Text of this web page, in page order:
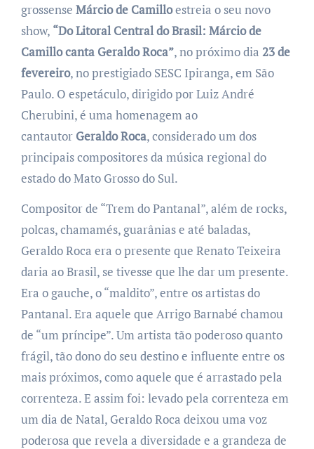
grossense Márcio de Camilloestreia o seu novo
show, “Do Litoral Central do Brasil: Márcio de
Camillo canta Geraldo Roca”, no próximo dia 23 de
fevereiro, no prestigiado SESC Ipiranga, em São
Paulo. O espetáculo, dirigido por Luiz André
Cherubini, é uma homenagem ao
cantautor Geraldo Roca, considerado um dos
principais compositores da música regional do
estado do Mato Grosso do Sul.
Compositor de “Trem do Pantanal”, além de rocks,
polcas, chamamés, guarânias e até baladas,
Geraldo Roca era o presente que Renato Teixeira
daria ao Brasil, se tivesse que lhe dar um presente.
Era o gauche, o “maldito”, entre os artistas do
Pantanal. Era aquele que Arrigo Barnabé chamou
de “um príncipe”. Um artista tão poderoso quanto
frágil, tão dono do seu destino e influente entre os
mais próximos, como aquele que é arrastado pela
correnteza. E assim foi: levado pela correnteza em
um dia de Natal, Geraldo Roca deixou uma voz
poderosa que revela a diversidade e a grandeza de